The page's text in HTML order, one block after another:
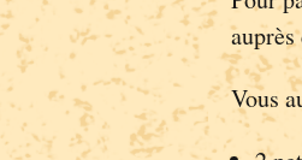
Vous